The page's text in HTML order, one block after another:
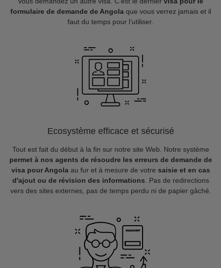
formulaire de demande de Angolaque vous verrez jamais et il
faut du temps pour l’utiliser.
Ecosystème efficace et sécurisé
Tout est fait du début à la fin sur notre site Web. Notre système
permet à nos agents de résoudre les erreurs de demande de
visa pour Angolaau fur et à mesure de votre saisie et en cas
d'ajout ou de révision des informations . Pas de redirections
vers des sites externes, pas de temps perdu ni de papier gâché.